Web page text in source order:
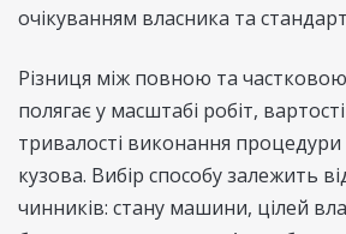
очікуванням власника та
Різниця між повною та
полягає у масштабі робіт,
тривалості виконання процедури
кузова. Вибір способу залежить
чинників: стану машини, цілей